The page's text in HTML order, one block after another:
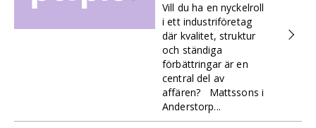
Vill du ha en nyckelroll
i ett industriföretag
där kvalitet, struktur
och ständiga
förbättringar är en
central del av
affären? Mattssons i
Anderstorp...